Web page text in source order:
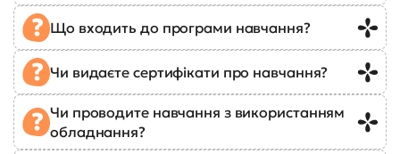
Що входить до програми навчання?
Чи видаєте сертифікати про навчання?
Чи проводите навчання з використанням
обладнання?